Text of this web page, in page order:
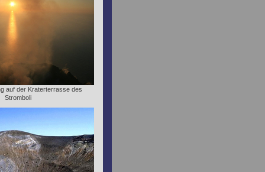
auf der Kraterterrasse des
Stromboli